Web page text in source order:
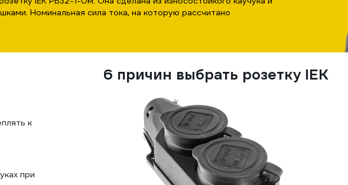
Номинальная сила тока, на которую рассчитано
6 причин выбрать розетку IEK
к
при